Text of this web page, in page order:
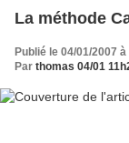
La méthode
Publié le 04/01/2007 à
Par thomas 04/01